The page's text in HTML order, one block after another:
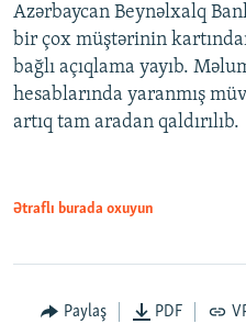
Azərbaycan Beynəlxalq
bir çox müştərinin
bağlı açıqlama yayıb.
hesablarında yaranmış
artıq tam aradan qaldırılıb.
Ətraflı burada oxuyun
Paylaş PDF